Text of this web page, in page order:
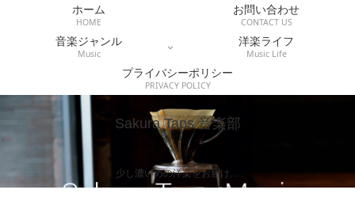
Sakura Taps 音楽部
少し濃いめの洋楽をお届け…
ホーム
HOME
お問い合わせ
CONTACT US
音楽ジャンル
Music
洋楽ライフ
Music Life
プライバシーポリシー
PRIVACY POLICY